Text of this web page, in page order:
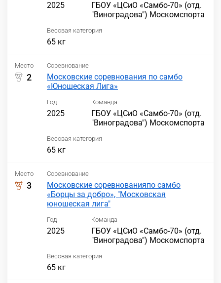
2025
ГБОУ «ЦСиО «Самбо-70» (отд.
"Виноградова") Москомспорта
Весовая категория
65 кг
Место
2
Соревнование
Московские соревнования по самбо
«Юношеская Лига»
Год
2025
Команда
ГБОУ «ЦСиО «Самбо-70» (отд.
"Виноградова") Москомспорта
Весовая категория
65 кг
Место
3
Соревнование
Московские соревнованияпо самбо
«Борцы за добро», "Московская
юношеская лига"
Год
2025
Команда
ГБОУ «ЦСиО «Самбо-70» (отд.
"Виноградова") Москомспорта
Весовая категория
65 кг